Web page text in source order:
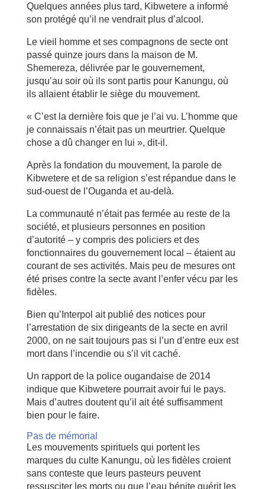
Quelques années plus tard, Kibwetere a informé
son protégé qu’il ne vendrait plus d’alcool.
Le vieil homme et ses compagnons de secte ont
passé quinze jours dans la maison de M.
Shemereza, délivrée par le gouvernement,
jusqu’au soir où ils sont partis pour Kanungu, où
ils allaient établir le siège du mouvement.
« C’est la dernière fois que je l’ai vu. L’homme que
je connaissais n’était pas un meurtrier. Quelque
chose a dû changer en lui », dit-il.
Après la fondation du mouvement, la parole de
Kibwetere et de sa religion s’est répandue dans le
sud-ouest de l’Ouganda et au-delà.
La communauté n’était pas fermée au reste de la
société, et plusieurs personnes en position
d’autorité – y compris des policiers et des
fonctionnaires du gouvernement local – étaient au
courant de ses activités. Mais peu de mesures ont
été prises contre la secte avant l’enfer vécu par les
fidèles.
Bien qu’Interpol ait publié des notices pour
l’arrestation de six dirigeants de la secte en avril
2000, on ne sait toujours pas si l’un d’entre eux est
mort dans l’incendie ou s’il vit caché.
Un rapport de la police ougandaise de 2014
indique que Kibwetere pourrait avoir fui le pays.
Mais d’autres doutent qu’il ait été suffisamment
bien pour le faire.
Pas de mémorial
Les mouvements spirituels qui portent les
marques du culte Kanungu, où les fidèles croient
sans conteste que leurs pasteurs peuvent
ressusciter les morts ou que l’eau bénite guérit les